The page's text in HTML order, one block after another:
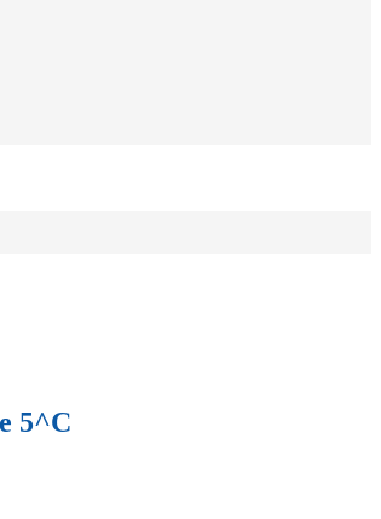
5^C